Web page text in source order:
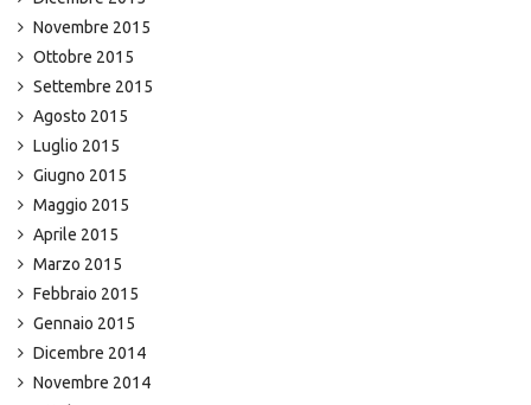
Novembre 2015
Ottobre 2015
Settembre 2015
Agosto 2015
Luglio 2015
Giugno 2015
Maggio 2015
Aprile 2015
Marzo 2015
Febbraio 2015
Gennaio 2015
Dicembre 2014
Novembre 2014